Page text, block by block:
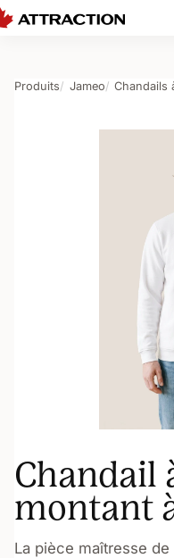
Produits Jameo Chandails
Chandail
montant
La pièce maîtresse